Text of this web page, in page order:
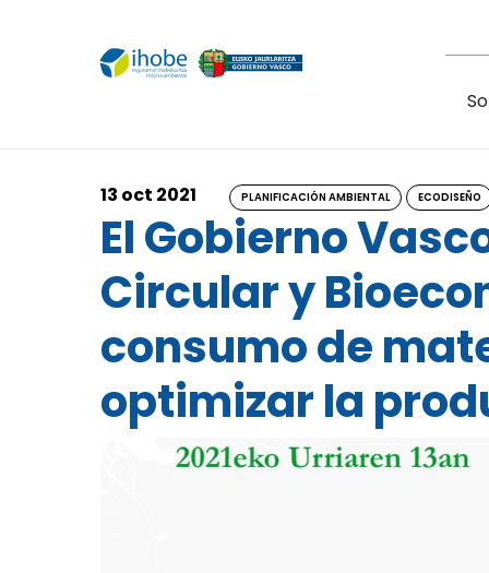
13 oct 2021 PLANIFICACIÓN AMBIENTAL ECODISEÑO
El Gobierno
Circular y
consumo de
optimizar la